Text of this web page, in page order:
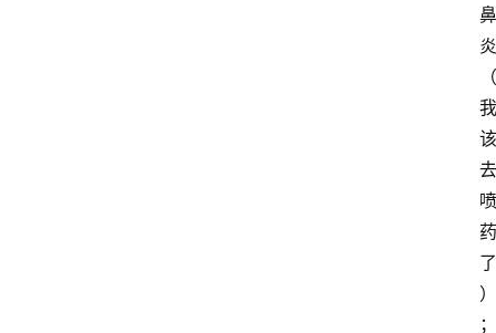
鼻
炎
（
我
该
去
喷
药
了
）
；